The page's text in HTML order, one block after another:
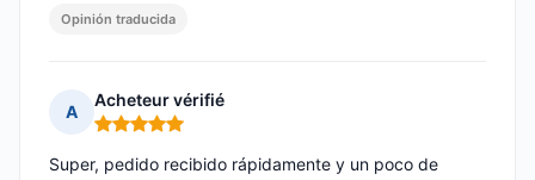
Opinión traducida
A
Acheteur vérifié
Nota: 5 de 5
Super, pedido recibido rápidamente y un poco de